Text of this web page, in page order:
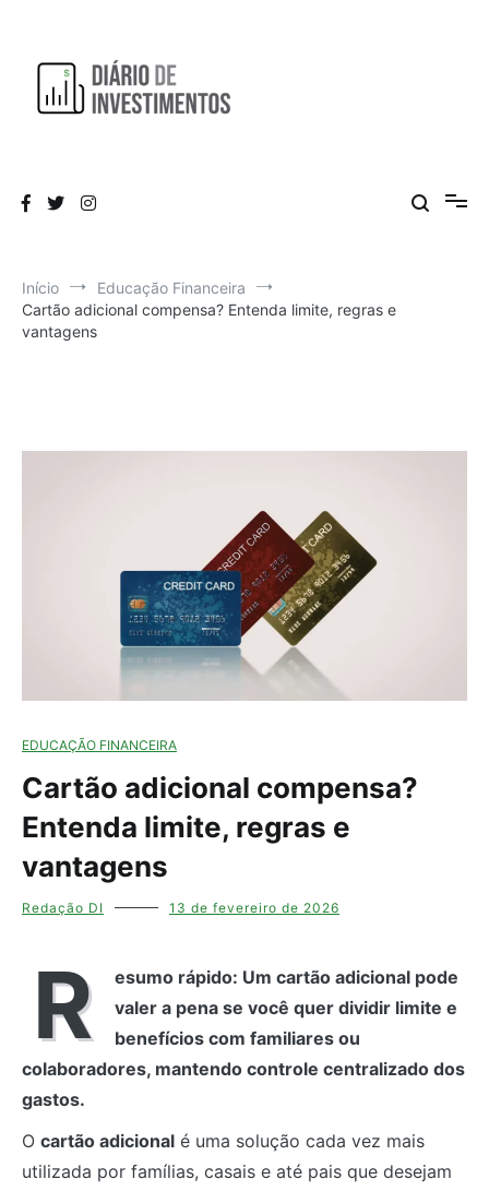
conteúdo
Início
Educação Financeira
Cartão adicional compensa? Entenda limite, regras e
vantagens
EDUCAÇÃO FINANCEIRA
Cartão adicional compensa?
Entenda limite, regras e
vantagens
Redação DI 13 de fevereiro de 2026
R
esumo rápido: Um cartão adicional pode
valer a pena se você quer dividir limite e
benefícios com familiares ou
colaboradores, mantendo controle centralizado dos
gastos.
O cartão adicional é uma solução cada vez mais
utilizada por famílias, casais e até pais que desejam